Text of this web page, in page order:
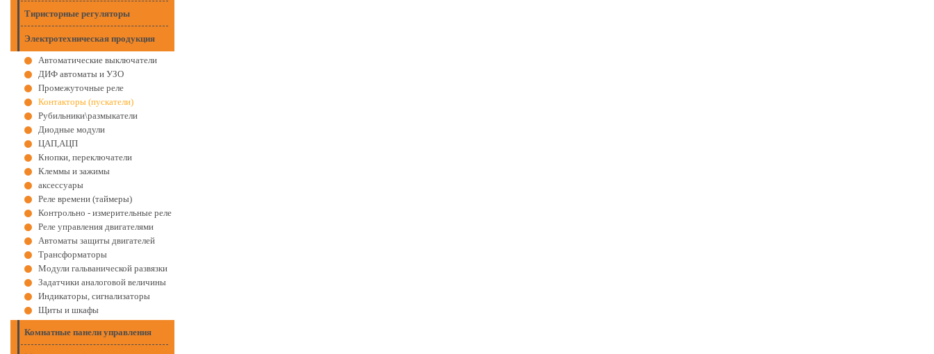
Тиристорные регуляторы
Электротехническая продукция
Автоматические выключатели
ДИФ автоматы и УЗО
Промежуточные реле
Контакторы (пускатели)
Рубильники\размыкатели
Диодные модули
ЦАП,АЦП
Кнопки, переключатели
Клеммы и зажимы
аксессуары
Реле времени (таймеры)
Контрольно - измерительные реле
Реле управления двигателями
Автоматы защиты двигателей
Трансформаторы
Модули гальванической развязки
Задатчики аналоговой величины
Индикаторы, сигнализаторы
Щиты и шкафы
Комнатные панели управления